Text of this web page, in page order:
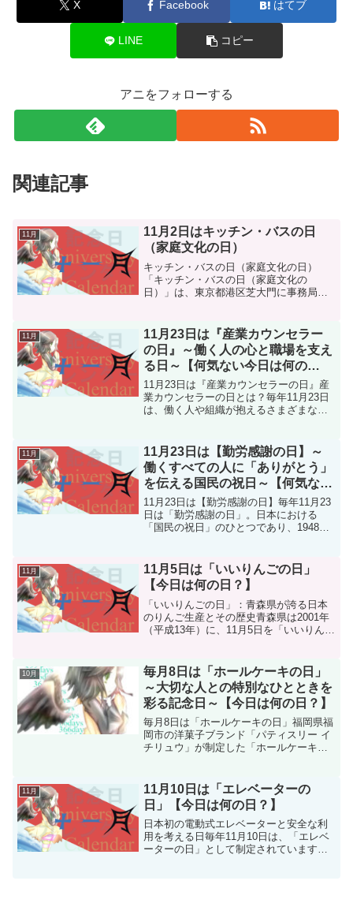
X Facebook はてブ
LINE コピー
アニをフォローする
関連記事
11月
11月2日はキッチン・バスの日
（家庭文化の日）
キッチン・バスの日（家庭文化の日）
「キッチン・バスの日（家庭文化の
日）」は、東京都港区芝大門に事務局が
は、システムキッチンや浴槽、浴室ユニ
ットなどに関する理解促進...
11月
11月23日は『産業カウンセラー
の日』～働く人の心と職場を支え
る日～【何気ない今日は何の
日？】
11月23日は『産業カウンセラーの日』産
業カウンセラーの日とは？毎年11月23日
は、働く人や組織が抱えるさまざまな課
産業カウンセラーの日です。この記念日
は、全国の産業カ...
11月
11月23日は【勤労感謝の日】～
働くすべての人に「ありがとう」
を伝える国民の祝日～【何気ない
今日は何の日？】
11月23日は【勤労感謝の日】毎年11月23
日は「勤労感謝の日」。日本における
「国民の祝日」のひとつであり、1948年
されました。この日の趣旨は、「勤労を
たっとび、生...
11月
11月5日は「いいりんごの日」
【今日は何の日？】
「いいりんごの日」：青森県が誇る日本
のりんご生産とその歴史青森県は2001年
（平成13年）に、11月5日を「いいりんご
まれ、りんごの魅力を広めるために制定
されました...
10月
毎月8日は「ホールケーキの日」
～大切な人との特別なひとときを
彩る記念日～【今日は何の日？】
毎月8日は「ホールケーキの日」福岡県福
岡市の洋菓子ブランド「パティスリー イ
チリュウ」が制定した「ホールケーキの
ルケーキをより身近に感じてもらい、家
族や友人と一緒に幸...
11月
11月10日は「エレベーターの
日」【今日は何の日？】
日本初の電動式エレベーターと安全な利
用を考える日毎年11月10日は、「エレベ
ーターの日」として制定されています。